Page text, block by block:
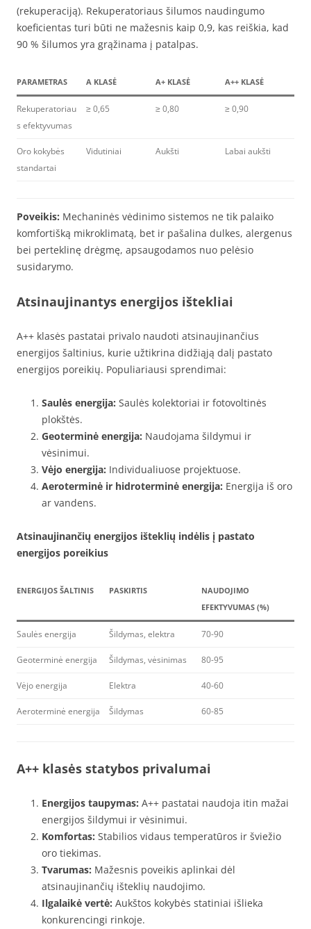
(rekuperaciją). Rekuperatoriaus šilumos naudingumo
koeficientas turi būti ne mažesnis kaip 0,9, kas reiškia, kad
90 % šilumos yra grąžinama į patalpas.
PARAMETRAS A KLASĖ A+ KLASĖ A++ KLASĖ
Rekuperatoriau
s efektyvumas
≥ 0,65 ≥ 0,80 ≥ 0,90
Oro kokybės
standartai
Vidutiniai Aukšti Labai aukšti
Poveikis: Mechaninės vėdinimo sistemos ne tik palaiko
komfortišką mikroklimatą, bet ir pašalina dulkes, alergenus
bei perteklinę drėgmę, apsaugodamos nuo pelėsio
susidarymo.
Atsinaujinantys energijos ištekliai
A++ klasės pastatai privalo naudoti atsinaujinančius
energijos šaltinius, kurie užtikrina didžiąją dalį pastato
energijos poreikių. Populiariausi sprendimai:
Saulės energija: Saulės kolektoriai ir fotovoltinės
plokštės.
Geoterminė energija: Naudojama šildymui ir
vėsinimui.
Vėjo energija: Individualiuose projektuose.
Aeroterminė ir hidroterminė energija: Energija iš oro
ar vandens.
Atsinaujinančių energijos išteklių indėlis į pastato
energijos poreikius
ENERGIJOS ŠALTINIS PASKIRTIS
NAUDOJIMO
EFEKTYVUMAS (%)
Saulės energija Šildymas, elektra 70-90
Geoterminė energija Šildymas, vėsinimas 80-95
Vėjo energija Elektra 40-60
Aeroterminė energija Šildymas 60-85
A++ klasės statybos privalumai
Energijos taupymas: A++ pastatai naudoja itin mažai
energijos šildymui ir vėsinimui.
Komfortas: Stabilios vidaus temperatūros ir šviežio
oro tiekimas.
Tvarumas: Mažesnis poveikis aplinkai dėl
atsinaujinančių išteklių naudojimo.
Ilgalaikė vertė: Aukštos kokybės statiniai išlieka
konkurencingi rinkoje.